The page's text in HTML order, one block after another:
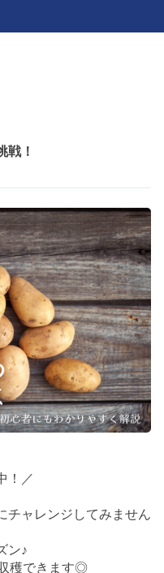
戦！
！／
チャレンジしてみません
ン♪
穫できます◎